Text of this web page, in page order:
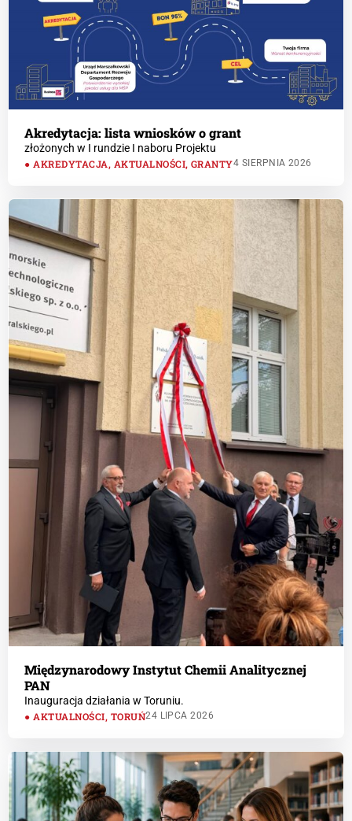
Akredytacja: lista wniosków o grant
złożonych w I rundzie I naboru Projektu
AKREDYTACJA, AKTUALNOŚCI, GRANTY4 SIERPNIA 2026
Międzynarodowy Instytut Chemii Analitycznej
PAN
Inauguracja działania w Toruniu.
AKTUALNOŚCI, TORUŃ24 LIPCA 2026